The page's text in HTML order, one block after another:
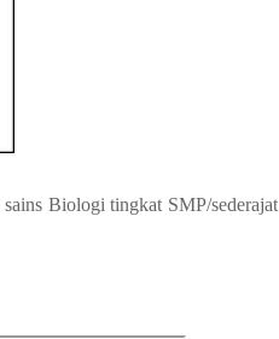
Biologi tingkat SMP/sederajat